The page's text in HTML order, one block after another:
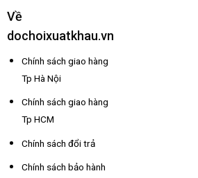
Về
dochoixuatkhau.vn
Chính sách giao hàng
Tp Hà Nội
Chính sách giao hàng
Tp HCM
Chính sách đổi trả
Chính sách bảo hành